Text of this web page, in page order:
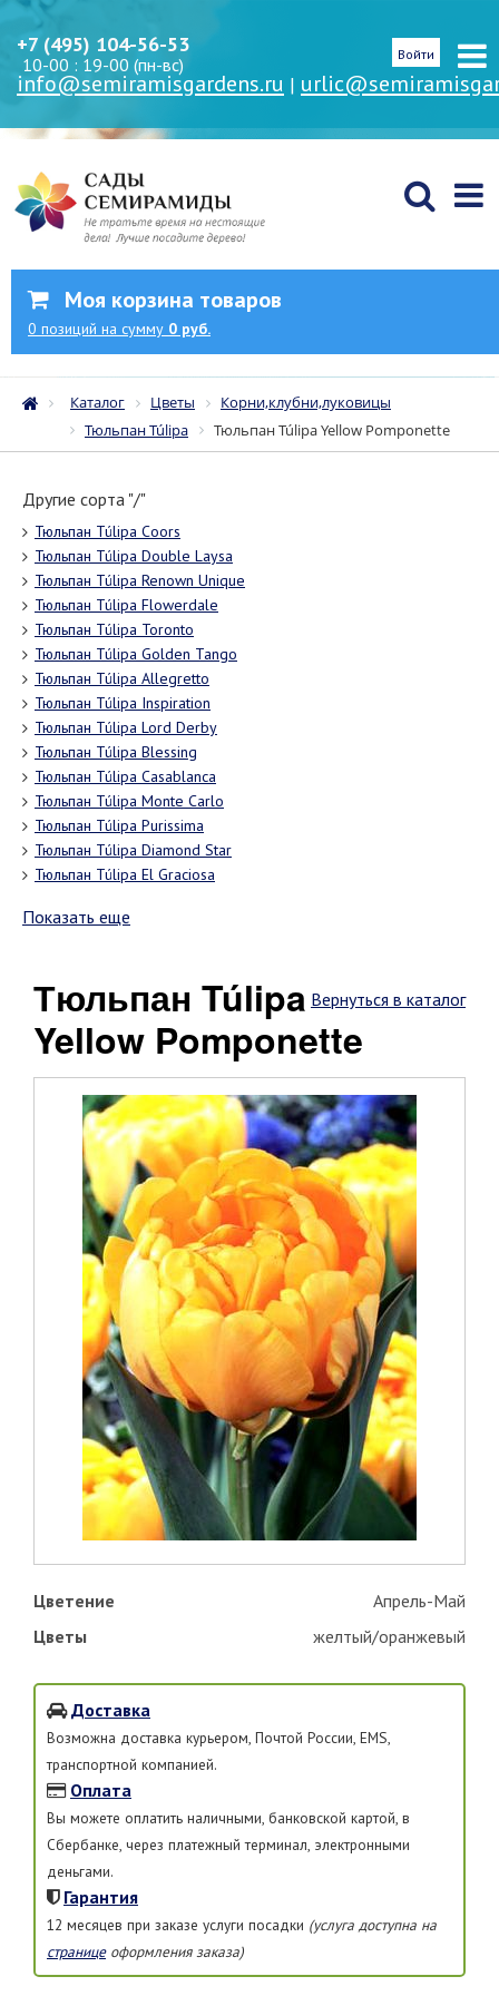
+7 (495) 104-56-53
10-00 : 19-00 (пн-вс)
info@semiramisgardens.ru |
Войти
Моя корзина товаров
0 позиций на сумму 0 руб.
Каталог Цветы
Корни,клубни,луковицы
Тюльпан Túlipa
Тюльпан Túlipa Yellow Pomponette
Другие сорта "/"
Тюльпан Túlipa Coors
Тюльпан Túlipa Double Laysa
Тюльпан Túlipa Renown Unique
Тюльпан Túlipa Flowerdale
Тюльпан Túlipa Toronto
Тюльпан Túlipa Golden Tango
Тюльпан Túlipa Allegretto
Тюльпан Túlipa Inspiration
Тюльпан Túlipa Lord Derby
Тюльпан Túlipa Blessing
Тюльпан Túlipa Casablanca
Тюльпан Túlipa Monte Carlo
Тюльпан Túlipa Purissima
Тюльпан Túlipa Diamond Star
Тюльпан Túlipa El Graciosa
Показать еще
Вернуться в каталог
Тюльпан Túlipa
Yellow Pomponette
Цветение
Апрель-Май
Цветы
желтый/оранжевый
Доставка
Возможна доставка курьером, Почтой России, EMS,
транспортной компанией.
Оплата
Вы можете оплатить наличными, банковской картой, в
Сбербанке, через платежный терминал, электронными
деньгами.
Гарантия
12 месяцев при заказе услуги посадки (услуга доступна на
страницеоформления заказа)